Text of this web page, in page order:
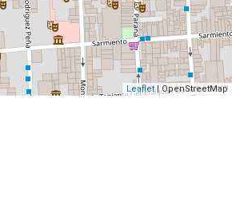
Leaflet| OpenStreetMap